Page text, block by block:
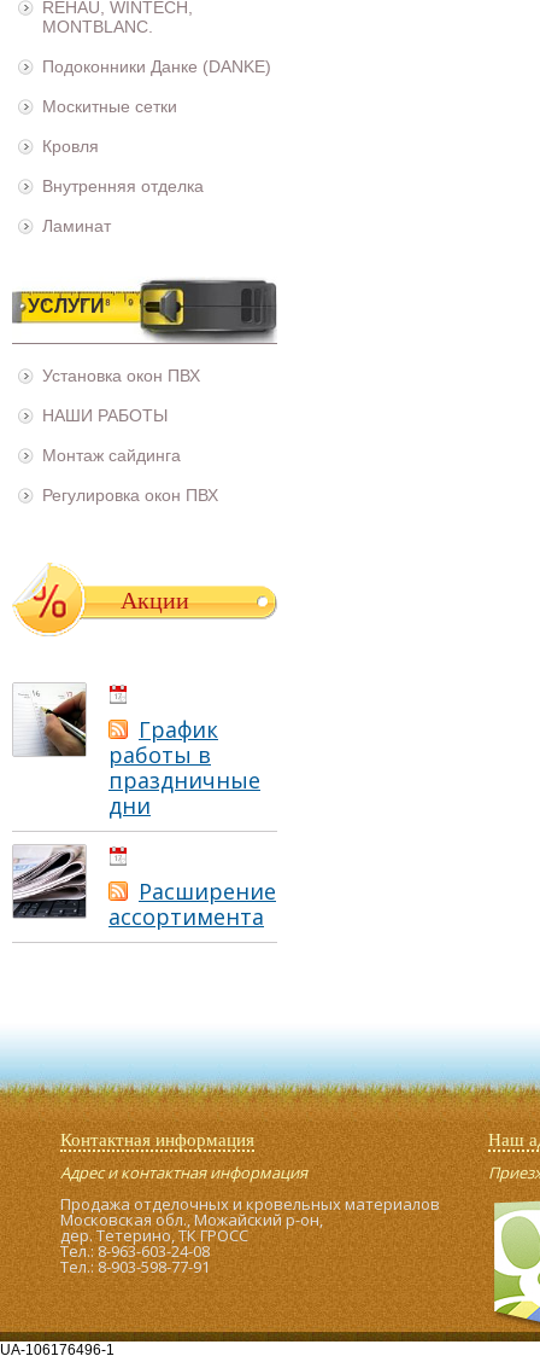
REHAU, WINTECH,
MONTBLANC.
Подоконники Данке (DANKE)
Москитные сетки
Кровля
Внутренняя отделка
Ламинат
УСЛУГИ
Установка окон ПВХ
НАШИ РАБОТЫ
Монтаж сайдинга
Регулировка окон ПВХ
Акции
График
работы в
праздничные
дни
Расширение
ассортимента
Контактная информация
Адрес и контактная информация
Продажа отделочных и кровельных материалов
Московская обл., Можайский р-он,
дер. Тетерино, ТК ГРОСС
Тел.: 8-963-603-24-08
Тел.: 8-903-598-77-91
Наш
UA-106176496-1